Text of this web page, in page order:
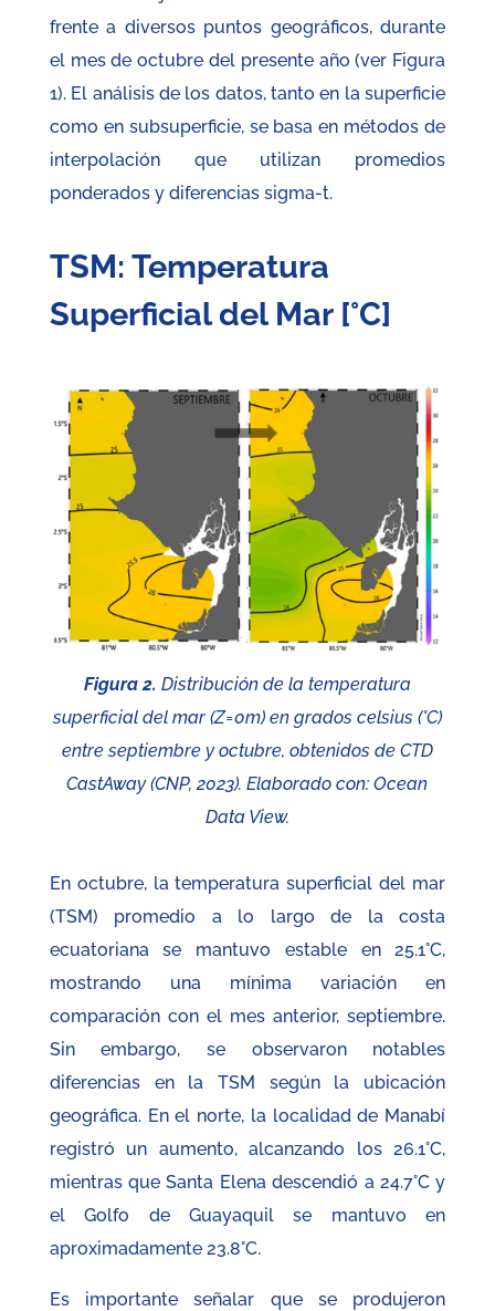
frente a diversos puntos geográficos, durante
el mes de octubre del presente año (ver Figura
1). El análisis de los datos, tanto en la superficie
como en subsuperficie, se basa en métodos de
interpolación que utilizan promedios
ponderados y diferencias sigma-t.
TSM: Temperatura
Superficial del Mar [°C]
Figura 2. Distribución de la temperatura
superficial del mar (Z=0m) en grados celsius (°C)
entre septiembre y octubre, obtenidos de CTD
CastAway (CNP, 2023). Elaborado con: Ocean
Data View.
En octubre, la temperatura superficial del mar
(TSM) promedio a lo largo de la costa
ecuatoriana se mantuvo estable en 25.1°C,
mostrando una mínima variación en
comparación con el mes anterior, septiembre.
Sin embargo, se observaron notables
diferencias en la TSM según la ubicación
geográfica. En el norte, la localidad de Manabí
registró un aumento, alcanzando los 26.1°C,
mientras que Santa Elena descendió a 24.7°C y
el Golfo de Guayaquil se mantuvo en
aproximadamente 23.8°C.
Es importante señalar que se produjeron